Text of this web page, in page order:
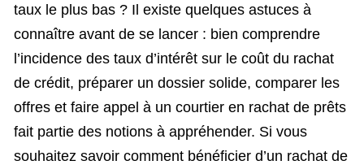
taux le plus bas ? Il existe quelques astuces à
connaître avant de se lancer : bien comprendre
l’incidence des taux d’intérêt sur le coût du rachat
de crédit, préparer un dossier solide, comparer les
offres et faire appel à un courtier en rachat de prêts
fait partie des notions à appréhender. Si vous
souhaitez savoir comment bénéficier d’un rachat de